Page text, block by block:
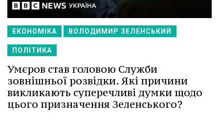
ЕКОНОМІКА ВОЛОДИМИР ЗЕЛЕНСЬКИЙ
ПОЛІТИКА
Умєров став головою Служби
зовнішньої розвідки. Які причини
викликають суперечливі думки щодо
цього призначення Зеленського?